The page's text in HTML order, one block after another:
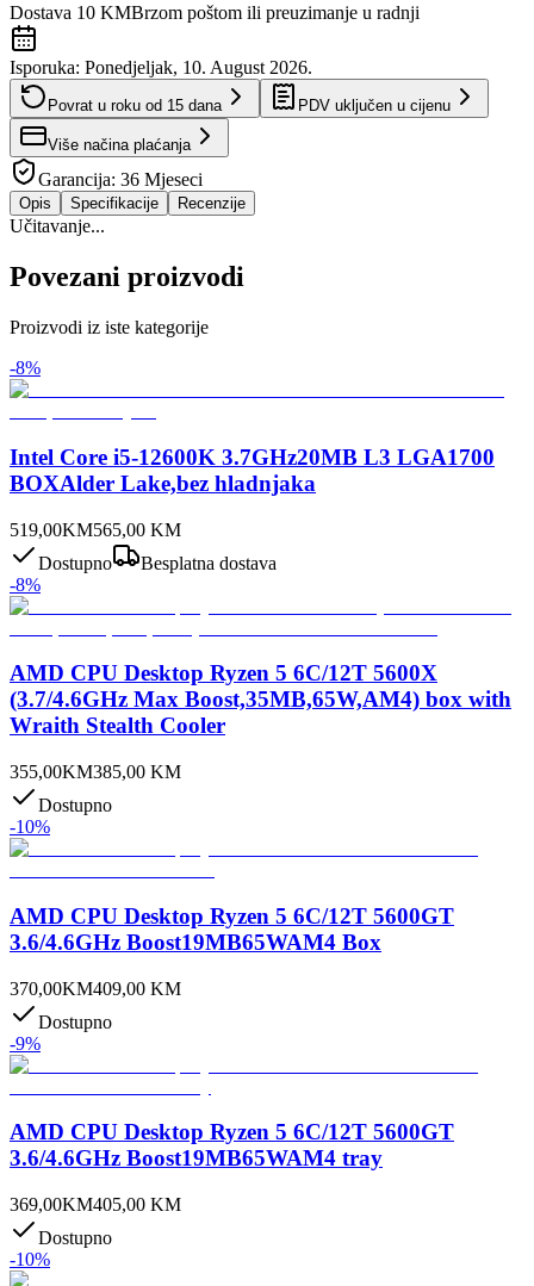
Dostava 10 KMBrzom poštom ili preuzimanje u radnji
Isporuka: Ponedjeljak, 10. August 2026.
Povrat u roku od 15 dana PDV uključen u cijenu
Više načina plaćanja
Garancija: 36 Mjeseci
Opis Specifikacije Recenzije
Učitavanje...
Povezani proizvodi
Proizvodi iz iste kategorije
-8%
Intel Core i5-12600K 3.7GHz20MB L3 LGA1700
BOXAlder Lake,bez hladnjaka
519,00KM565,00 KM
Dostupno
Besplatna dostava
-8%
AMD CPU Desktop Ryzen 5 6C/12T 5600X
(3.7/4.6GHz Max Boost,35MB,65W,AM4) box with
Wraith Stealth Cooler
355,00KM385,00 KM
Dostupno
-10%
AMD CPU Desktop Ryzen 5 6C/12T 5600GT
3.6/4.6GHz Boost19MB65WAM4 Box
370,00KM409,00 KM
Dostupno
-9%
AMD CPU Desktop Ryzen 5 6C/12T 5600GT
3.6/4.6GHz Boost19MB65WAM4 tray
369,00KM405,00 KM
Dostupno
-10%